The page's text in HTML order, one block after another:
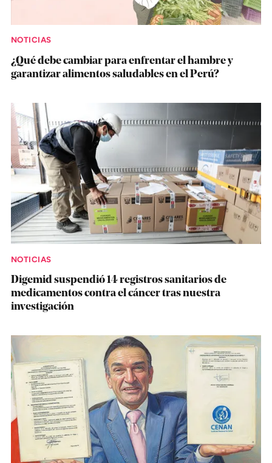
NOTICIAS
¿Qué debe cambiar para enfrentar el hambre y
garantizar alimentos saludables en el Perú?
NOTICIAS
Digemid suspendió 14 registros sanitarios de
medicamentos contra el cáncer tras nuestra
investigación